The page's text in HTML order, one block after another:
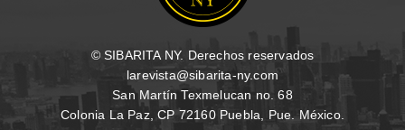
© SIBARITA NY. Derechos reservados
larevista@sibarita-ny.com
San Martín Texmelucan no. 68
Colonia La Paz, CP 72160 Puebla, Pue. México.